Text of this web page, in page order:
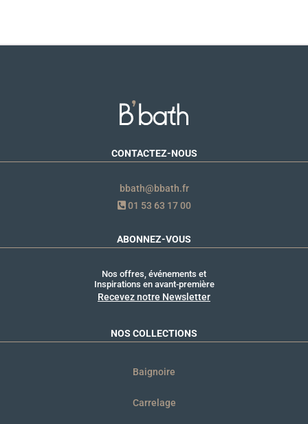
CONTACTEZ-NOUS
bbath@bbath.fr
01 53 63 17 00
ABONNEZ-VOUS
Nos offres, événements et
Inspirations en avant-première
Recevez notre Newsletter
NOS COLLECTIONS
Baignoire
Carrelage